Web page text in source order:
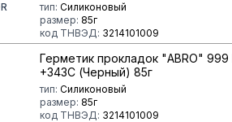
тип: Силиконовый
размер: 85г
код ТНВЭД: 3214101009
Герметик прокладок "ABRO"
+343С (Черный) 85г
тип: Силиконовый
размер: 85г
код ТНВЭД: 3214101009